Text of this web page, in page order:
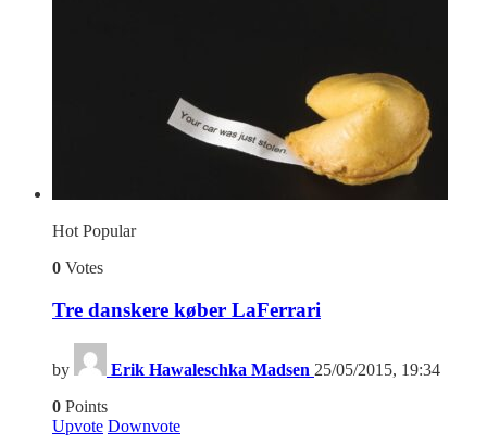
HotPopular
0 Votes
Tre danskere køber LaFerrari
by Erik Hawaleschka Madsen 25/05/2015, 19:34
0 Points
Upvote Downvote